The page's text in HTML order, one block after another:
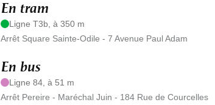
En tram
Ligne T3b, à 350 m
Arrêt Square Sainte-Odile - 7 Avenue Paul Adam
En bus
Ligne 84, à 51 m
Arrêt Pereire - Maréchal Juin - 184 Rue de Courcelles